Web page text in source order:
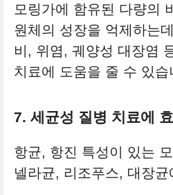
모링가에 함유된 다량의
원체의 성장을 억제하는
비, 위염, 궤양성 대장염
치료에 도움을 줄 수 있습
7. 세균성 질병 치료에
항균, 항진 특성이 있는
넬라균, 리조푸스, 대장